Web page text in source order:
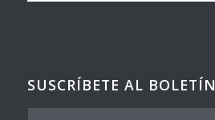
SUSCRÍBETE AL BOLETÍN